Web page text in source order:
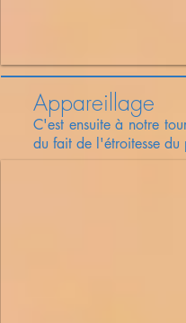
Appareillage
C'est ensuite à notre
du fait de l'étroitesse